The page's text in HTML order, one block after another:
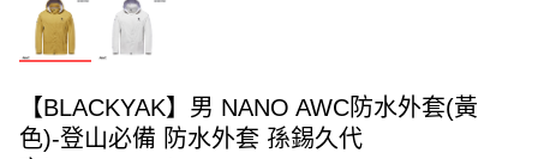
【BLACKYAK】男 NANO AWC防水外套(黃
色)-登山必備 防水外套 孫錫久代